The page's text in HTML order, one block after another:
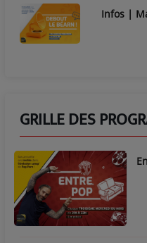
Infos |
GRILLE DES